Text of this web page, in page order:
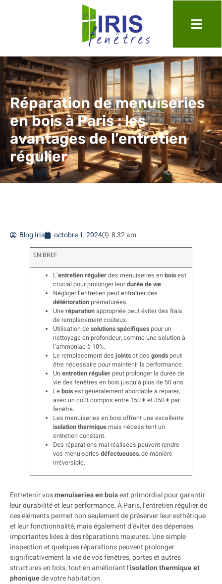
Réparation de menuiseries
en bois à Paris : les
avantages de l’entretien
régulier
Blog Iris octobre 1, 2024 8:32 am
EN BREF
L’entretien régulierdes menuiseries enboisest
crucial pour prolonger leurdurée de vie.
Négliger l’entretien peut entraîner des
détériorationprématurées.
Uneréparationappropriée peut éviter des frais
de remplacement coûteux.
Utilisation desolutions spécifiquespour un
nettoyage en profondeur, comme une solution à
l’ammoniac à 10%.
Le remplacement desjointset desgondspeut
être nécessaire pour maintenir la performance.
Unentretien régulierpeut prolonger la durée de
vie des fenêtres en bois jusqu’à plus de 50 ans.
Leboisest généralement abordable à réparer,
avec un coût compris entre 150 € et 350 € par
fenêtre.
Les menuiseries en bois offrent une excellente
isolation thermiquemais nécessitent un
entretien constant.
Des réparations mal réalisées peuvent rendre
vos menuiseriesdéfectueuses, de manière
irréversible.
Entretenir vosmenuiseries en boisest primordial pour garantir
leur durabilité et leur performance. À Paris, l’entretien régulier de
ces éléments permet non seulement de préserver leur esthétique
et leur fonctionnalité, mais également d’éviter des dépenses
importantes liées à des réparations majeures. Une simple
inspection et quelques réparations peuvent prolonger
significativement la vie de vos fenêtres, portes et autres
structures en bois, tout en améliorant l’isolation thermique et
phoniquede votre habitation.